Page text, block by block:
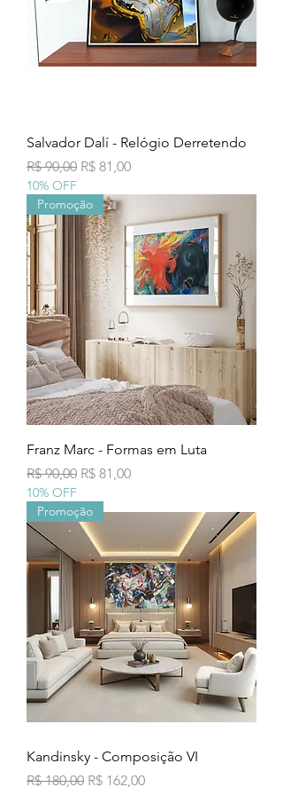
Salvador Dalí - Relógio Derretendo
Preço normal
R$ 90,00 Preço promocional
R$ 81,00
10% OFF
Promoção
Franz Marc - Formas em Luta
Preço normal
R$ 90,00 Preço promocional
R$ 81,00
10% OFF
Promoção
Kandinsky - Composição VI
Preço normal
R$ 180,00 Preço promocional
R$ 162,00